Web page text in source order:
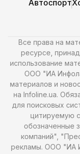
Автоспорт
Все права на
ресурсе,
использование
ООО "ИА
материалов и
на Infoline.ua.
для поисковых
цитируемую
обозначенные
компаний",
рекламы. ООО "ИА